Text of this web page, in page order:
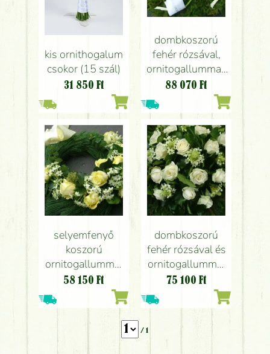
kis ornithogalum
csokor (15 szál)
31 850 Ft
dombkoszorú
fehér rózsával,
ornitogallummal,
kálával (1m)
88 070 Ft
selyemfenyő
koszorú
ornitogallummal
és rózsával
58 150 Ft
dombkoszorú
fehér rózsával és
ornitogallummal
(110cm)
75 100 Ft
/ 1